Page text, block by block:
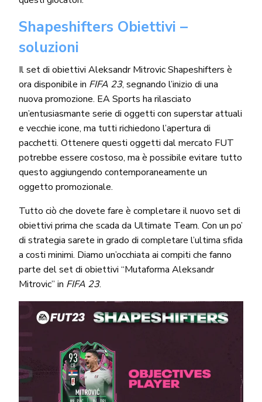
Shapeshifters Obiettivi –
soluzioni
Il set di obiettivi Aleksandr Mitrovic Shapeshifters è
ora disponibile in FIFA 23, segnando l’inizio di una
nuova promozione. EA Sports ha rilasciato
un’entusiasmante serie di oggetti con superstar attuali
e vecchie icone, ma tutti richiedono l’apertura di
pacchetti. Ottenere questi oggetti dal mercato FUT
potrebbe essere costoso, ma è possibile evitare tutto
questo aggiungendo contemporaneamente un
oggetto promozionale.
Tutto ciò che dovete fare è completare il nuovo set di
obiettivi prima che scada da Ultimate Team. Con un po’
di strategia sarete in grado di completare l’ultima sfida
a costi minimi. Diamo un’occhiata ai compiti che fanno
parte del set di obiettivi “Mutaforma Aleksandr
Mitrovic” in FIFA 23.